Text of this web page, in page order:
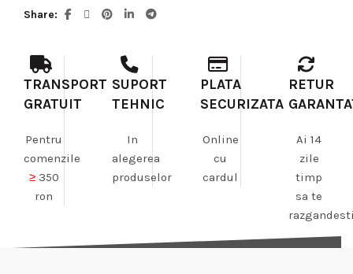
Share
TRANSPORT
GRATUIT
Pentru
comenzile
≥350
ron
SUPORT
TEHNIC
In
alegerea
produselor
PLATA
SECURIZATA
Online
cu
cardul
RETUR
Ai 14
zile
timp
sa te